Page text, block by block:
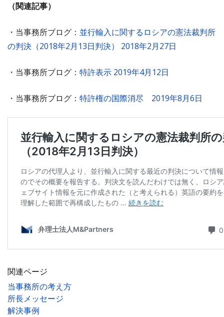
（関連記事）
・当事務所ブログ： 並行輸入に関するロシアの憲法裁判所
の判決（2018年2月13日判決） 2018年2月27日
・当事務所ブログ： 特許表示 2019年4月12日
・当事務所ブログ： 特許権の国際消尽 2019年8月6日
関連ページ
当事務所の考え方
所長メッセージ
解決事例